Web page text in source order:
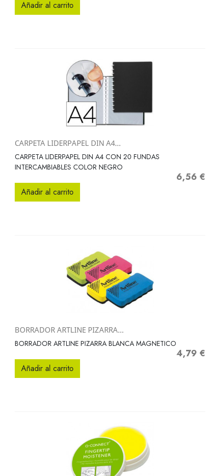
Añadir al carrito
CARPETA LIDERPAPEL DIN A4...
CARPETA LIDERPAPEL DIN A4 CON 20 FUNDAS
INTERCAMBIABLES COLOR NEGRO
Precio
6,56 €
Añadir al carrito
BORRADOR ARTLINE PIZARRA...
BORRADOR ARTLINE PIZARRA BLANCA MAGNETICO
Precio
4,79 €
Añadir al carrito